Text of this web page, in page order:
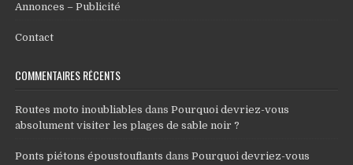
Annonces – Publicité
Contact
COMMENTAIRES RÉCENTS
Routes moto inoubliables dansPourquoi devriez-vous
absolument visiter les plages de sable noir ?
Ponts piétons époustouflants dansPourquoi devriez-vous